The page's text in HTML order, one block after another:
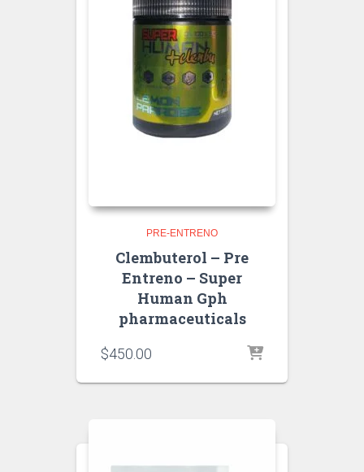
PRE-ENTRENO
Clembuterol – Pre
Entreno – Super
Human Gph
pharmaceuticals
$450.00